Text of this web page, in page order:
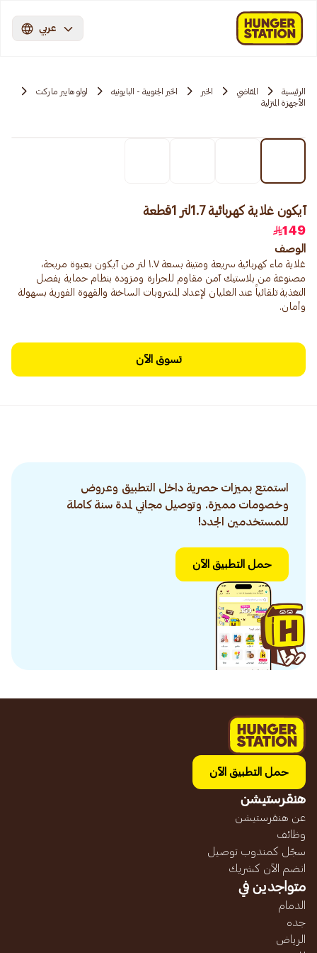
عربي
الرئيسية المقاضي الخبر الخبر الجنوبية - البايونيه
لولو هايبر ماركت
الأجهزة المنزلية
آيكون غلاية كهربائية 1.7لتر 1قطعة
149
الوصف
غلاية ماء كهربائية سريعة ومتينة بسعة ١.٧ لتر من آيكون بعبوة مريحة،
مصنوعة من بلاستيك آمن مقاوم للحرارة ومزودة بنظام حماية يفصل
التغذية تلقائياً عند الغليان لإعداد المشروبات الساخنة والقهوة الفورية بسهولة
وأمان.
تسوق الآن
استمتع بميزات حصرية داخل التطبيق وعروض
وخصومات مميزة. وتوصيل مجاني لمدة سنة كاملة
للمستخدمين الجدد!
حمل التطبيق الآن
حمل التطبيق الآن
هنقرستيشن
عن هنقرستيشن
وظائف
سجّل كمندوب توصيل
انضم الآن كشريك
متواجدين في
الدمام
جده
الرياض